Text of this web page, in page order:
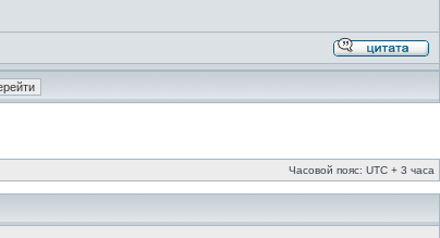
Часовой пояс: UTC + 3 часа